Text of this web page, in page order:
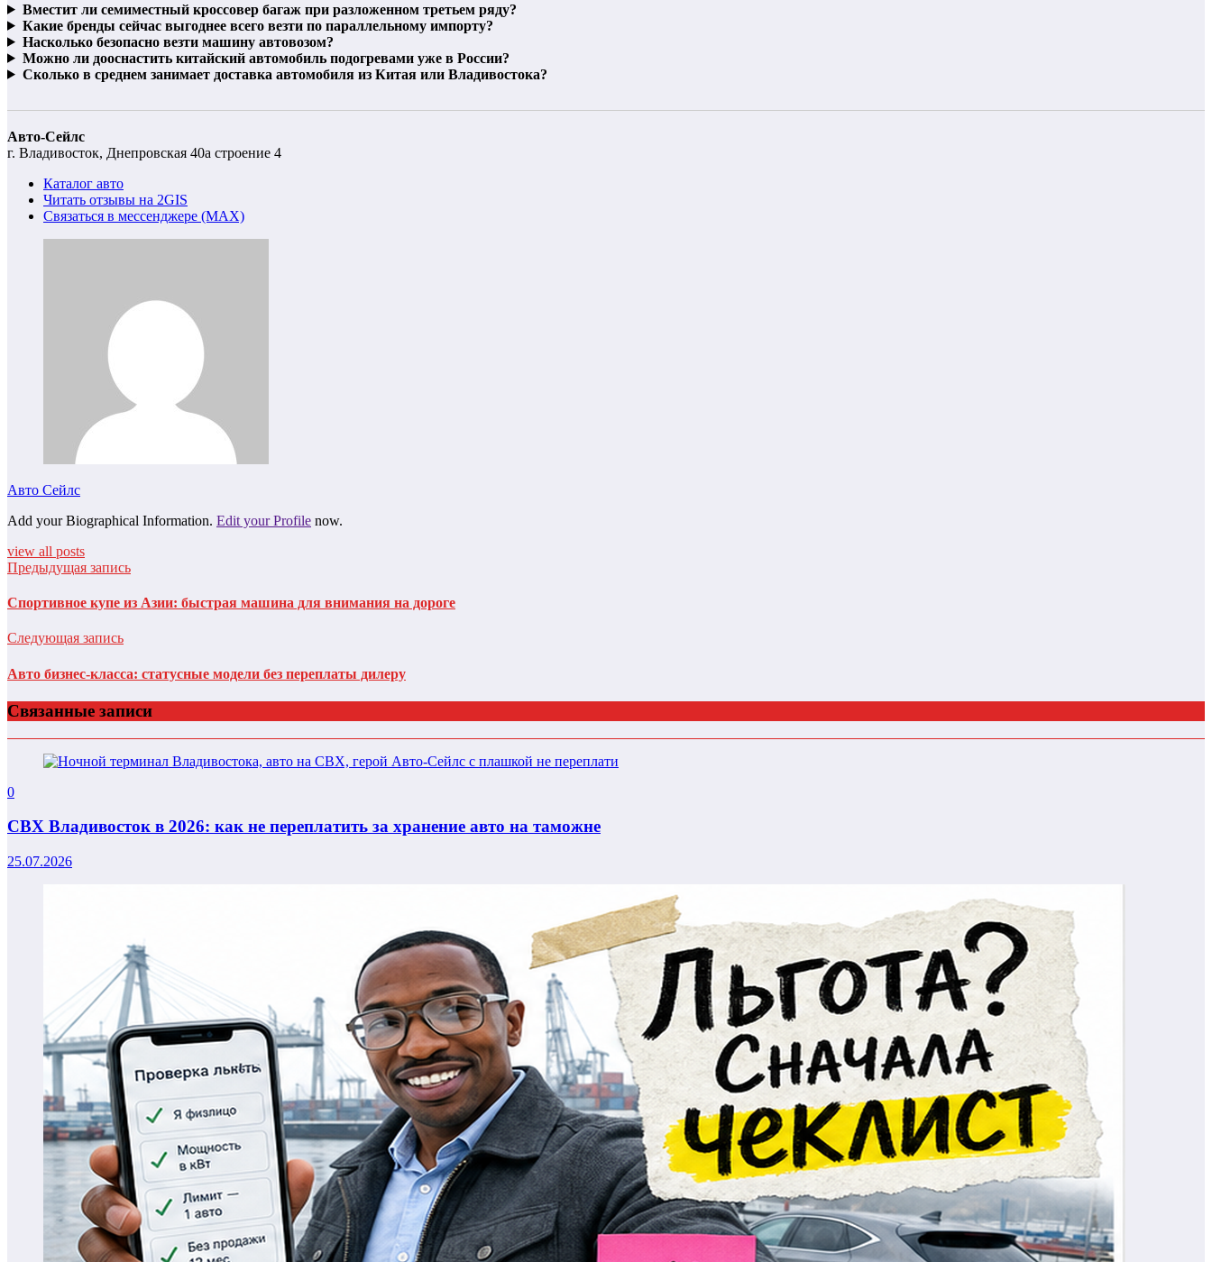
Вместит ли семиместный кроссовер багаж при разложенном третьем ряду?
Какие бренды сейчас выгоднее всего везти по параллельному импорту?
Насколько безопасно везти машину автовозом?
Можно ли дооснастить китайский автомобиль подогревами уже в России?
Сколько в среднем занимает доставка автомобиля из Китая или Владивостока?
Авто-Сейлс
г. Владивосток, Днепровская 40а строение 4
Каталог авто
Читать отзывы на 2GIS
Связаться в мессенджере (MAX)
Авто Сейлс
Add your Biographical Information. Edit your Profile now.
view all posts
Предыдущая запись
Спортивное купе из Азии: быстрая машина для внимания на дороге
Следующая запись
Авто бизнес-класса: статусные модели без переплаты дилеру
Связанные записи
0
СВХ Владивосток в 2026: как не переплатить за хранение авто на таможне
25.07.2026